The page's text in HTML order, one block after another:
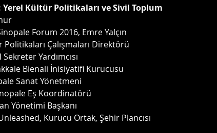
Yerel Kültür Politikaları ve Sivil Toplum
Forum 2016, Emre Yalçın
Politikaları Çalışmaları Direktörü
Yardımcısı
Bienali İnisiyatifi Kurucusu
Sanat Yönetmeni
Eş Koordinatörü
Yönetimi Başkanı
Kurucu Ortak, Şehir Plancısı